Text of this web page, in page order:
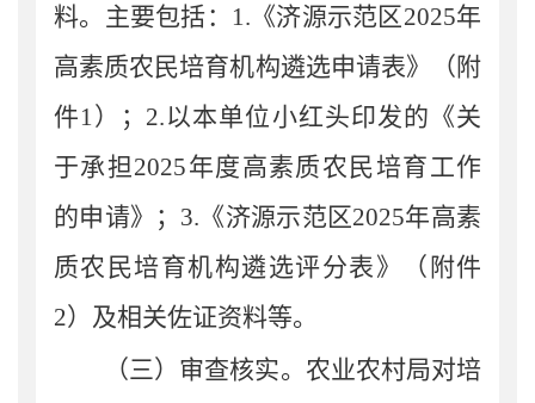
料。主要包括： 1. 《济源示范区2025年
高素质农民培育机构遴选申请表》（附
件1） ； 2.以本单位小红头印发的《关
于承担2025年度高素质农民培育工作
的申请》； 3. 《济源示范区2025年高素
质农民培育机构遴选评分表》（附件
2）及相关佐证资料等。
（三）审查核实。 农业农村局对培